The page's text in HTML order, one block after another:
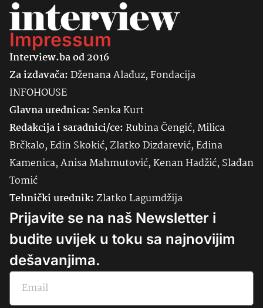
Impressum
Interview.ba od 2016
Za izdavača:Dženana Alađuz, Fondacija
INFOHOUSE
Glavna urednica: SenkaKurt
Redakcija i saradnici/ce:Rubina Čengić, Milica
Brčkalo, Edin Skokić, Zlatko Dizdarević, Edina
Kamenica, Anisa Mahmutović, Kenan Hadžić, Slađan
Tomić
Tehnički urednik:Zlatko Lagumdžija
Prijavite se na naš Newsletter i
budite uvijek u toku sa najnovijim
dešavanjima.